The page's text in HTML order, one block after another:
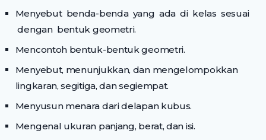
Menyebut benda-benda yang ada di kelas sesuai
dengan bentuk geometri.
Mencontoh bentuk-bentuk geometri.
Menyebut, menunjukkan, dan mengelompokkan
lingkaran, segitiga, dan segiempat.
Menyusun menara dari delapan kubus.
Mengenal ukuran panjang, berat, dan isi.